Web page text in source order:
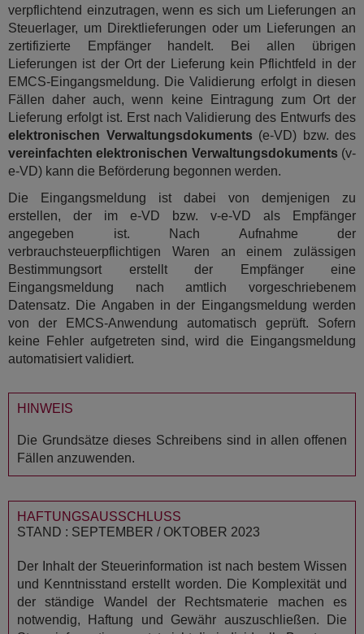
verpflichtend einzutragen, wenn es sich um Lieferungen an
Steuerlager, um Direktlieferungen oder um Lieferungen an
zertifizierte Empfänger handelt. Bei allen übrigen
Lieferungen ist der Ort der Lieferung kein Pflichtfeld in der
EMCS-Eingangsmeldung. Die Validierung erfolgt in diesen
Fällen daher auch, wenn keine Eintragung zum Ort der
Lieferung erfolgt ist. Erst nach Validierung des Entwurfs des
elektronischen Verwaltungsdokuments (e-VD) bzw. des
vereinfachten elektronischen Verwaltungsdokuments (v-
e-VD) kann die Beförderung begonnen werden.
Die Eingangsmeldung ist dabei von demjenigen zu
erstellen, der im e-VD bzw. v-e-VD als Empfänger
angegeben ist. Nach Aufnahme der
verbrauchsteuerpflichtigen Waren an einem zulässigen
Bestimmungsort erstellt der Empfänger eine
Eingangsmeldung nach amtlich vorgeschriebenem
Datensatz. Die Angaben in der Eingangsmeldung werden
von der EMCS-Anwendung automatisch geprüft. Sofern
keine Fehler aufgetreten sind, wird die Eingangsmeldung
automatisiert validiert.
HINWEIS
Die Grundsätze dieses Schreibens sind in allen offenen
Fällen anzuwenden.
HAFTUNGSAUSSCHLUSS
STAND : SEPTEMBER / OKTOBER 2023
Der Inhalt der Steuerinformation ist nach bestem Wissen
und Kenntnisstand erstellt worden. Die Komplexität und
der ständige Wandel der Rechtsmaterie machen es
notwendig, Haftung und Gewähr auszuschließen. Die